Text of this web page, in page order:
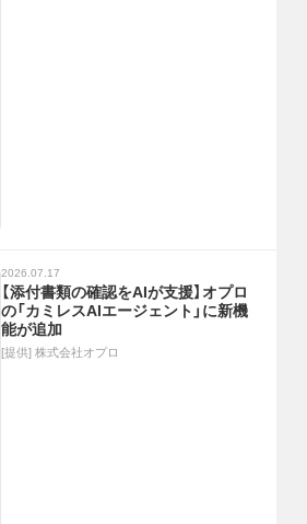
2026.07.17
【添付書類の確認をAIが支援】オプロ
の「カミレスAIエージェント」に新機
能が追加
[提供] 株式会社オプロ